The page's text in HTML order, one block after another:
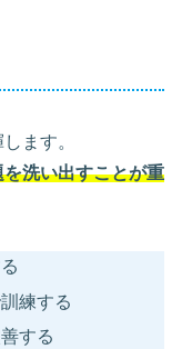
ます。
洗い出すことが重
練する
する